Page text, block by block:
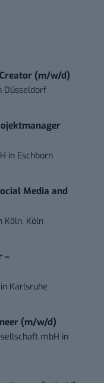
(m/w/d)
Düsseldorf
in Eschborn
Media and
Köln, Köln
–
in Karlsruhe
(m/w/d)
mbH in